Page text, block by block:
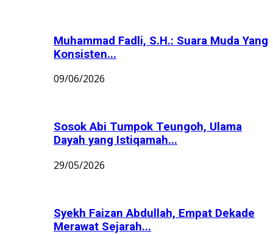
Muhammad Fadli, S.H.: Suara Muda Yang
Konsisten...
09/06/2026
Sosok Abi Tumpok Teungoh, Ulama
Dayah yang Istiqamah...
29/05/2026
Syekh Faizan Abdullah, Empat Dekade
Merawat Sejarah...